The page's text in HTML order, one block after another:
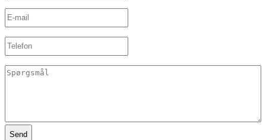
E-
mail(Påkrævet)
Telefon
Spørgsmål(Påkrævet)